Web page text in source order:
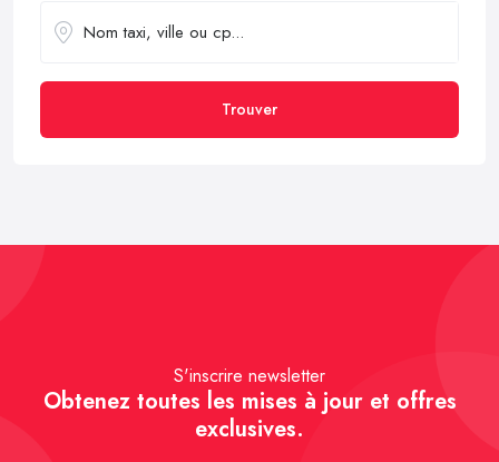
Trouver
S'inscrire newsletter
Obtenez toutes les mises à jour et offres
exclusives.